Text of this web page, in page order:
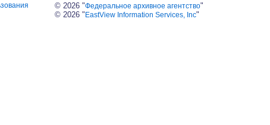
© 2026 "Федеральное архивное агентство"
© 2026 " EastView Information Services, Inc"